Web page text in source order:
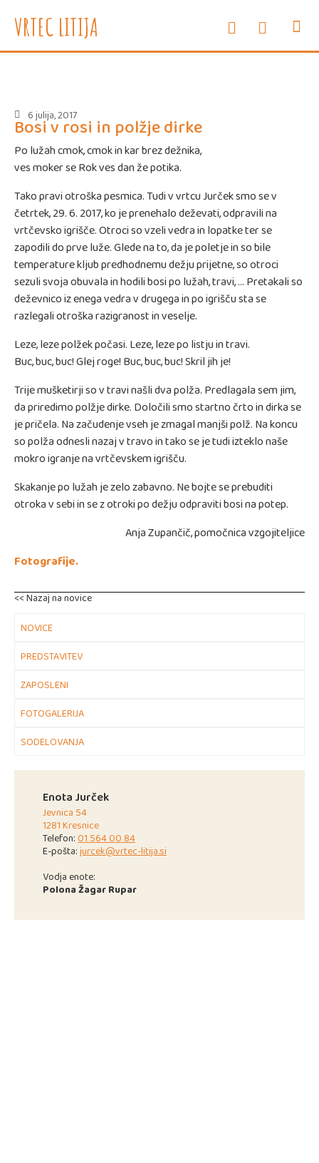
e-oglasne deske
VRTEC LITIJA
Enota Jurček
Jevnica 54
1281 Kresnice
Telefon: 01 564 00 84
E-pošta: jurcek@vrtec-litija.si
Vodja enote:
Polona Žagar Rupar
6 julija, 2017
Bosi v rosi in polžje dirke
Po lužah cmok, cmok in kar brez dežnika,
ves moker se Rok ves dan že potika.
Tako pravi otroška pesmica. Tudi v vrtcu Jurček smo se v
četrtek, 29. 6. 2017, ko je prenehalo deževati, odpravili na
vrtčevsko igrišče. Otroci so vzeli vedra in lopatke ter se
zapodili do prve luže. Glede na to, da je poletje in so bile
temperature kljub predhodnemu dežju prijetne, so otroci
sezuli svoja obuvala in hodili bosi po lužah, travi, … Pretakali so
deževnico iz enega vedra v drugega in po igrišču sta se
razlegali otroška razigranost in veselje.
Leze, leze polžek počasi. Leze, leze po listju in travi.
Buc, buc, buc! Glej roge! Buc, buc, buc! Skril jih je!
Trije mušketirji so v travi našli dva polža. Predlagala sem jim,
da priredimo polžje dirke. Določili smo startno črto in dirka se
je pričela. Na začudenje vseh je zmagal manjši polž. Na koncu
so polža odnesli nazaj v travo in tako se je tudi izteklo naše
mokro igranje na vrtčevskem igrišču.
Skakanje po lužah je zelo zabavno. Ne bojte se prebuditi
otroka v sebi in se z otroki po dežju odpraviti bosi na potep.
Anja Zupančič, pomočnica vzgojiteljice
Fotografije.
<< Nazaj na novice
NOVICE
PREDSTAVITEV
ZAPOSLENI
FOTOGALERIJA
SODELOVANJA